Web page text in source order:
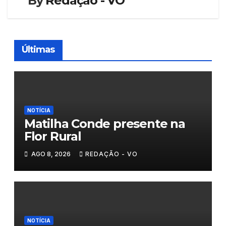
Últimas
NOTÍCIA
Matilha Conde presente na
Flor Rural
AGO 8, 2026 REDAÇÃO - VO
NOTÍCIA